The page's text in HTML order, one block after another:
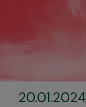
20.01.2024